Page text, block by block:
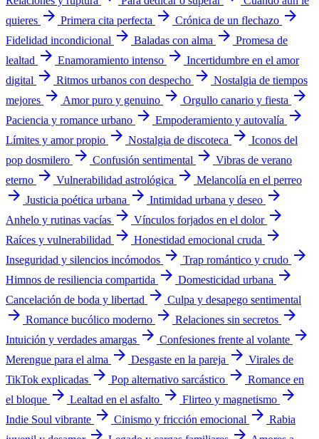
quieres arrow_forward Primera cita perfecta arrow_forward Crónica de un flechazo arrow_forward
Fidelidad incondicional arrow_forward Baladas con alma arrow_forward Promesa de
lealtad arrow_forward Enamoramiento intenso arrow_forward Incertidumbre en el amor
digital arrow_forward Ritmos urbanos con despecho arrow_forward Nostalgia de tiempos
mejores arrow_forward Amor puro y genuino arrow_forward Orgullo canario y fiesta arrow_forward
Paciencia y romance urbano arrow_forward Empoderamiento y autovalía arrow_forward
Límites y amor propio arrow_forward Nostalgia de discoteca arrow_forward Iconos del
pop dosmilero arrow_forward Confusión sentimental arrow_forward Vibras de verano
eterno arrow_forward Vulnerabilidad astrológica arrow_forward Melancolía en el perreo
arrow_forward Justicia poética urbana arrow_forward Intimidad urbana y deseo arrow_forward
Anhelo y rutinas vacías arrow_forward Vínculos forjados en el dolor arrow_forward
Raíces y vulnerabilidad arrow_forward Honestidad emocional cruda arrow_forward
Inseguridad y silencios incómodos arrow_forward Trap romántico y crudo arrow_forward
Himnos de resiliencia compartida arrow_forward Domesticidad urbana arrow_forward
Cancelación de boda y libertad arrow_forward Culpa y desapego sentimental
arrow_forward Romance bucólico moderno arrow_forward Relaciones sin secretos arrow_forward
Intuición y verdades amargas arrow_forward Confesiones frente al volante arrow_forward
Merengue para el alma arrow_forward Desgaste en la pareja arrow_forward Virales de
TikTok explicadas arrow_forward Pop alternativo sarcástico arrow_forward Romance en
el bloque arrow_forward Lealtad en el asfalto arrow_forward Flirteo y magnetismo arrow_forward
Indie Soul vibrante arrow_forward Cinismo y fricción emocional arrow_forward Rabia
arrow_forward arrow_forward